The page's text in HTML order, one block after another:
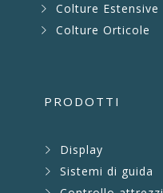
Colture Estensive
Colture Orticole
PRODOTTI
Display
Sistemi di guida